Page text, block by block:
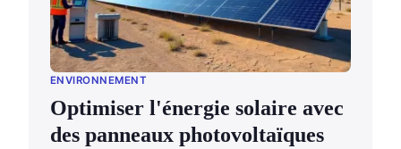
ENVIRONNEMENT
Optimiser l'énergie solaire avec
des panneaux photovoltaïques